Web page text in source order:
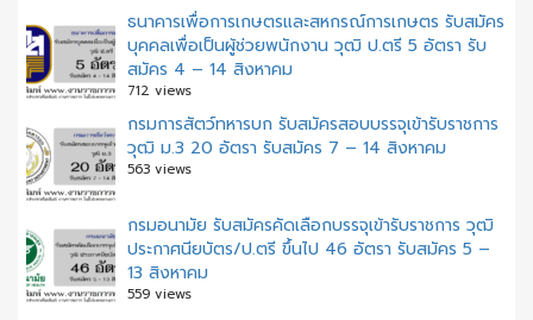
ธนาคารเพื่อการเกษตรและสหกรณ์การเกษตร รับสมัคร
บุคคลเพื่อเป็นผู้ช่วยพนักงาน วุฒิ ป.ตรี 5 อัตรา รับ
สมัคร 4 – 14 สิงหาคม
712 views
กรมการสัตว์ทหารบก รับสมัครสอบบรรจุเข้ารับราชการ
วุฒิ ม.3 20 อัตรา รับสมัคร 7 – 14 สิงหาคม
563 views
กรมอนามัย รับสมัครคัดเลือกบรรจุเข้ารับราชการ วุฒิ
ประกาศนียบัตร/ป.ตรี ขึ้นไป 46 อัตรา รับสมัคร 5 –
13 สิงหาคม
559 views